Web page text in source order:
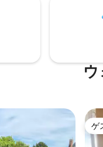
ゲ